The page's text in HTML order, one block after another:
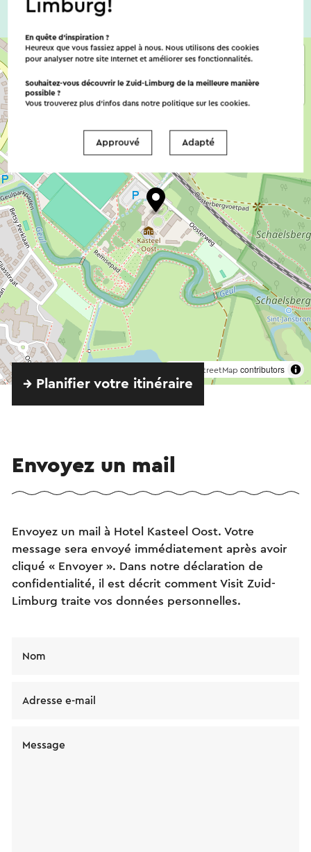
OpenStreetMap contributors
→ Planifier votre itinéraire
Envoyez un mail
Envoyez un mail à Hotel Kasteel Oost. Votre
message sera envoyé immédiatement après avoir
cliqué « Envoyer ». Dans notre déclaration de
confidentialité, il est décrit comment Visit Zuid-
Limburg traite vos données personnelles.
Nom
Adresse e-mail
Message
Limburg!
En quête d’inspiration ?
Heureux que vous fassiez appel à nous. Nous utilisons des cookies
pour analyser notre site Internet et améliorer ses fonctionnalités.
Souhaitez-vous découvrir le Zuid-Limburg de la meilleure manière
possible ?
Vous trouverez plus d’infos dans notre politique sur lescookies.
Approuvé Adapté